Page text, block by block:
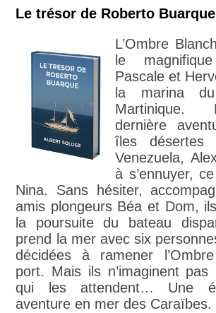
Le trésor de Roberto Buarque
L’Ombre
le
Pascale et
la marina
Martinique.
dernière
îles
Venezuela,
à s’ennuyer,
Nina. Sans hésiter,
amis plongeurs Béa et Dom,
la poursuite du bateau
prend la mer avec six
décidées à ramener
port. Mais ils n’imaginent pas
qui les attendent… Une
aventure en mer des Caraïbes.